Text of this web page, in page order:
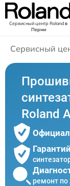
Сервисный центр Rolandв
Перми
Сервисный
Roland
ремонт